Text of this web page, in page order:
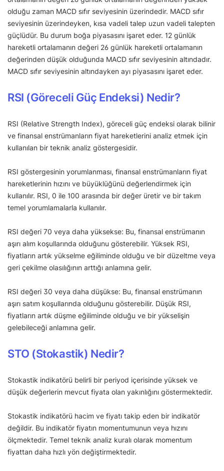
olduğu zaman MACD sıfır seviyesinin üzerindedir. MACD sıfır
seviyesinin üzerindeyken, kısa vadeli talep uzun vadeli talepten
güçlüdür. Bu durum boğa piyasasını işaret eder. 12 günlük
hareketli ortalamanın değeri 26 günlük hareketli ortalamanın
değerinden düşük olduğunda MACD sıfır seviyesinin altındadır.
MACD sıfır seviyesinin altındayken ayı piyasasını işaret eder.
RSI (Göreceli Güç Endeksi) Nedir?
RSI (Relative Strength Index), göreceli güç endeksi olarak bilinir
ve finansal enstrümanların fiyat hareketlerini analiz etmek için
kullanılan bir teknik analiz göstergesidir.
RSI göstergesinin yorumlanması, finansal enstrümanların fiyat
hareketlerinin hızını ve büyüklüğünü değerlendirmek için
kullanılır. RSI, 0 ile 100 arasında bir değer üretir ve bir takım
temel yorumlamalarla kullanılır.
RSI değeri 70 veya daha yüksekse: Bu, finansal enstrümanın
aşırı alım koşullarında olduğunu gösterebilir. Yüksek RSI,
fiyatların artık yükselme eğiliminde olduğu ve bir düzeltme veya
geri çekilme olasılığının arttığı anlamına gelir.
RSI değeri 30 veya daha düşükse: Bu, finansal enstrümanın
aşırı satım koşullarında olduğunu gösterebilir. Düşük RSI,
fiyatların artık düşme eğiliminde olduğu ve bir yükselişin
gelebileceği anlamına gelir.
STO (Stokastik) Nedir?
Stokastik indikatörü belirli bir periyod içerisinde yüksek ve
düşük değerlerin mevcut fiyata olan yakınlığını göstermektedir.
Stokastik indikatörü hacim ve fiyatı takip eden bir indikatör
değildir. Bu indikatör fiyatın momentumunun veya hızını
ölçmektedir. Temel teknik analiz kuralı olarak momentum
fiyattan daha hızlı yön değiştirmektedir.